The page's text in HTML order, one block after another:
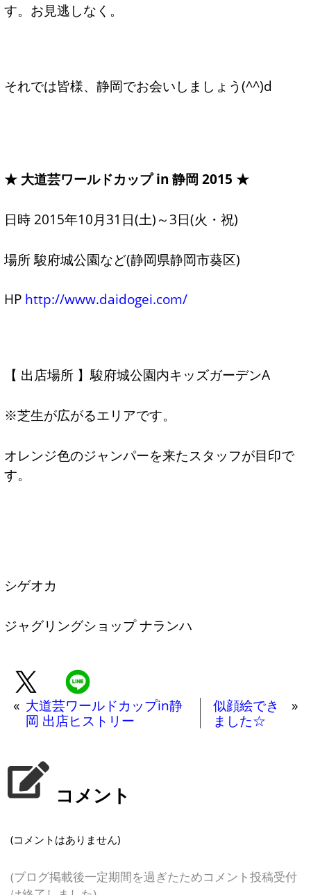
す。お見逃しなく。
それでは皆様、静岡でお会いしましょう(^^)d
★ 大道芸ワールドカップ in 静岡 2015 ★
日時 2015年10月31日(土)～3日(火・祝)
場所 駿府城公園など(静岡県静岡市葵区)
HP http://www.daidogei.com/
【 出店場所 】駿府城公園内キッズガーデンA
※芝生が広がるエリアです。
オレンジ色のジャンパーを来たスタッフが目印で
す。
シゲオカ
ジャグリングショップ ナランハ
« 大道芸ワールドカップin静
岡 出店ヒストリー
似顔絵でき
ました☆
»
コメント
(コメントはありません)
(ブログ掲載後一定期間を過ぎたためコメント投稿受付